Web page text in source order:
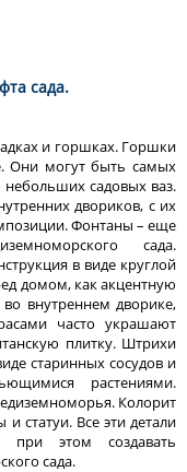
сада.
и горшках. Горшки
Они могут быть самых
садовых ваз.
двориков, с их
Фонтаны – еще
сада.
в виде круглой
домом, как акцентную
внутреннем дворике,
часто украшают
плитку. Штрихи
старинных сосудов и
растениями.
Колорит
статуи. Все эти детали
этом создавать
сада.